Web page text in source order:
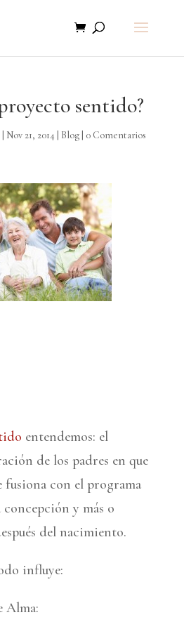
sentido?
Nov 21, 2014 Blog| 0 Comentarios
entendemos: el
de los padres en que
fusiona con el programa
y más o
del nacimiento.
influye:
Alma: